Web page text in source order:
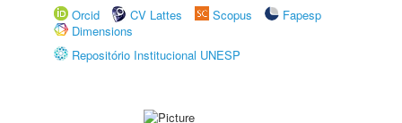
Orcid
CV Lattes Scopus
Fapesp
Dimensions
Repositório Institucional UNESP